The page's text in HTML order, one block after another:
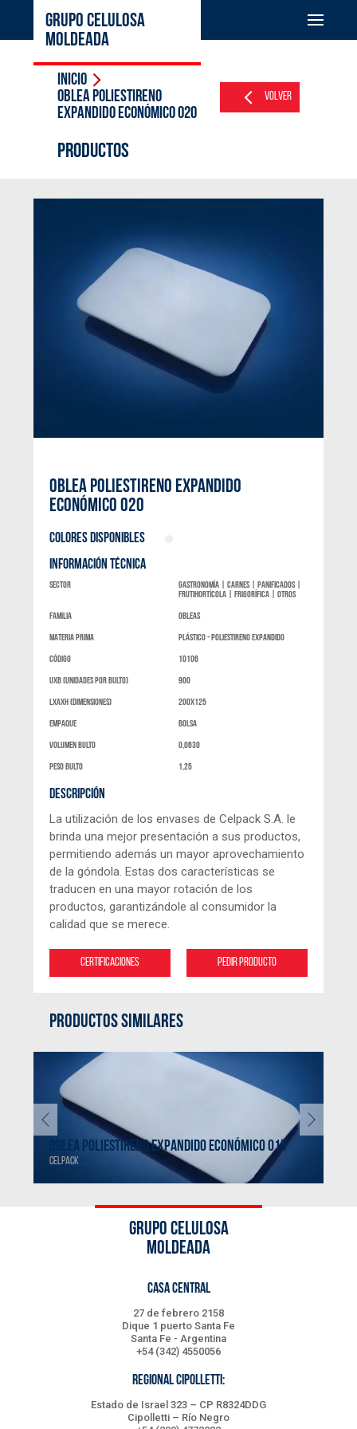
GRUPO CELULOSA
MOLDEADA
Inicio
OBLEA POLIESTIRENO
EXPANDIDO ECONÓMICO 020
Volver
PRODUCTOS
OBLEA POLIESTIRENO EXPANDIDO
ECONÓMICO 020
COLORES DISPONIBLES
INFORMACIÓN TÉCNICA
Sector
Gastronomía | Carnes | Panificados |
Frutihortícola | Frigorífica | Otros
Familia Obleas
materia prima Plástico - Poliestireno expandido
código 10106
UXB (unidades por bulto) 900
LxAXH (dimensiones) 200x125
Empaque bolsa
Volumen bulto 0,0630
peso bulto 1,25
DESCRIPCIÓN
La utilización de los envases de Celpack S.A. le
brinda una mejor presentación a sus productos,
permitiendo además un mayor aprovechamiento
de la góndola. Estas dos características se
traducen en una mayor rotación de los
productos, garantizándole al consumidor la
calidad que se merece.
Certificaciones Pedir producto
PRODUCTOS SIMILARES
OBLEA POLIESTIRENO EXPANDIDO ECONÓMICO 015
CELPACK
GRUPO CELULOSA
MOLDEADA
CASA CENTRAL
27 de febrero 2158
Dique 1 puerto Santa Fe
Santa Fe - Argentina
+54 (342) 4550056
REGIONAL CIPOLLETTI:
Estado de Israel 323 – CP R8324DDG
Cipolletti – Río Negro